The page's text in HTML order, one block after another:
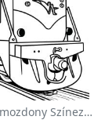
Színes Vonatmozdony Színezőlap